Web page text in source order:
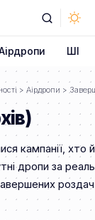
ШІ
> Аірдропи >
кампанії, хто
дропи за